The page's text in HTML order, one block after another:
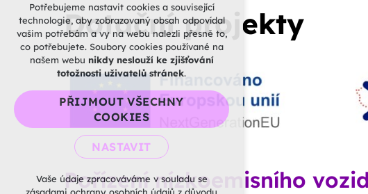
Dotační projekty
Pořízení nízkoemisního
Potřebujeme nastavit cookies a související
technologie, aby zobrazovaný obsah odpovídal
vašim potřebám a vy na webu nalezli přesně to,
co potřebujete. Soubory cookies používané na
našem webu nikdy neslouží ke zjišťování
totožnosti uživatelů stránek.
PŘIJMOUT VŠECHNY
COOKIES
NASTAVIT
Technická cookies
Vaše údaje zpracováváme v souladu se